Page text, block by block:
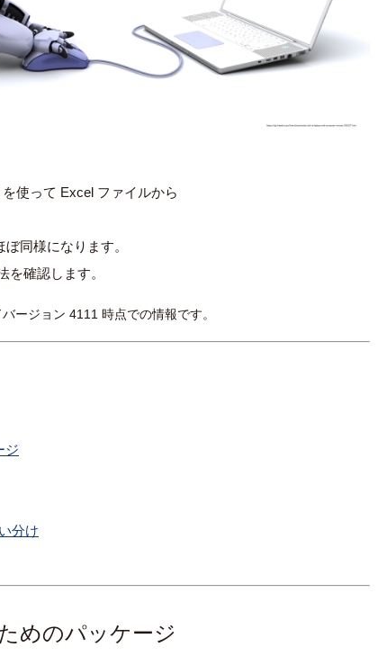
使って Excel ファイルから
同様になります。
確認します。
ージョン 4111 時点での情報です。
ジ
分け
めのパッケージ